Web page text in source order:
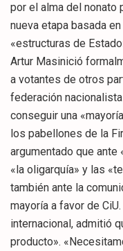
por el alma del nonato
nueva etapa basada
«estructuras de
Artur Masinició
a votantes de otros
federación
conseguir una
los pabellones de la
argumentado que ante
«la oligarquía» y las
también ante la
mayoría a favor de
internacional, admitió
producto».